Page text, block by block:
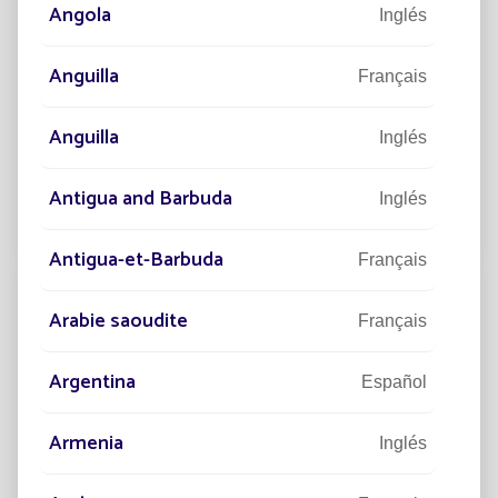
19/10/2023
Infraestructuras viarias: 5 razones para
optar por la iluminación sostenible
económico.
Angola Inglés
Anguilla Français
Anguilla Inglés
Antigua and Barbuda Inglés
Antigua-et-Barbuda Français
Arabie saoudite Français
Argentina Español
Armenia Inglés